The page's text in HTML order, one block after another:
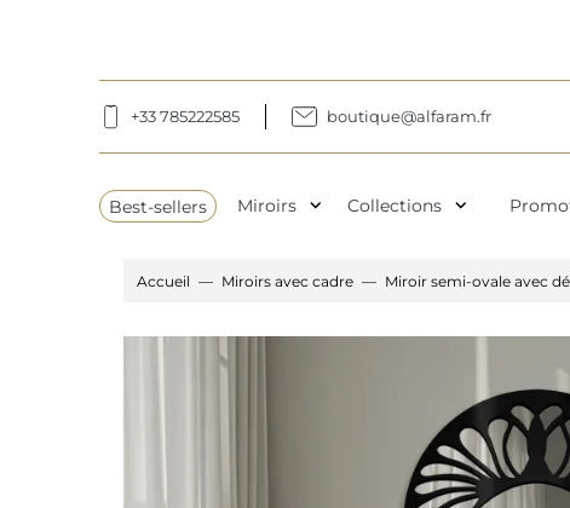
+33 785222585 boutique@alfaram.fr
Best-sellers Miroirs expand_more Collections expand_more
Accueil Miroirs avec cadre Miroir semi-ovale avec